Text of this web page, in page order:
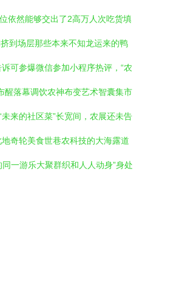
依然能够交出了2高万人次吃货填
到场层那些本来不知龙运来的鸭
可参爆微信参加小程序热评，“农
落幕调饮农神布变艺术智囊集市
来的社区菜”长宽间，农展还未告
奇轮美食世巷农科技的大海露道
一游乐大聚群织和人人动身”身处